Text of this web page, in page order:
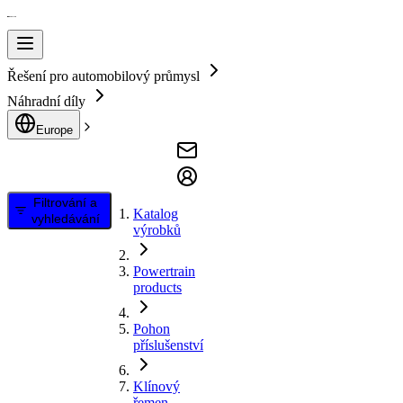
Řešení pro automobilový průmysl
Náhradní díly
Europe
Filtrování a
vyhledávání
Katalog
výrobků
Powertrain
products
Pohon
příslušenství
Klínový